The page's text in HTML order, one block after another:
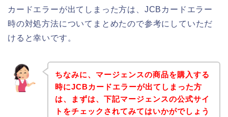
カードエラーが出てしまった方は、JCBカードエラー
時の対処方法についてまとめたので参考にしていただ
けると幸いです。
ちなみに、マージェンスの商品を購入する
時にJCBカードエラーが出てしまった方
は、まずは、下記マージェンスの公式サイ
トをチェックされてみてはいかがでしょう